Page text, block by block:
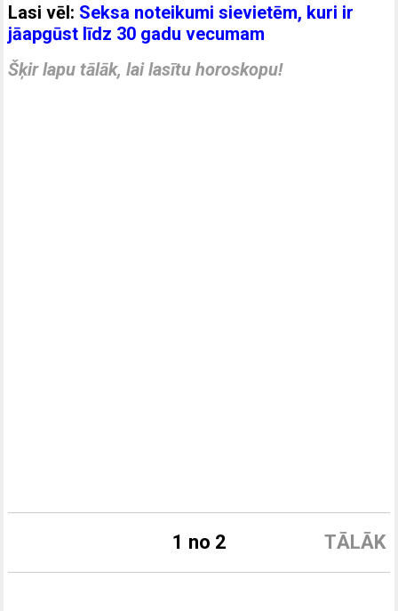
Lasi vēl: Seksa noteikumi sievietēm, kuri ir
jāapgūst līdz 30 gadu vecumam
Šķir lapu tālāk, lai lasītu horoskopu!
TĀLĀK
1 no 2